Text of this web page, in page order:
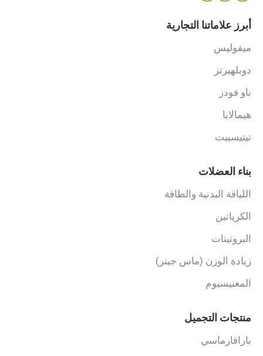
أبرز علاماتنا التجارية
ميفوليس
دوبلهيرتز
ناو فودز
هيمالايا
تيتيسيبت
بناء العضلات
اللياقة البدنية والطاقة
الكرياتين
البروتينات
زيادة الوزن (ماس جينر)
المغنيسيوم
منتجات التجميل
بارافارماسي